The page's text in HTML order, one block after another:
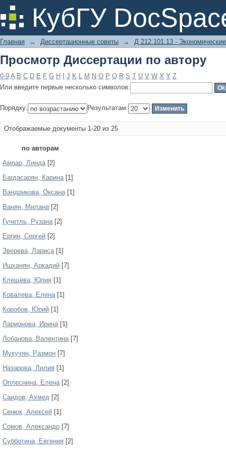
КубГУ
Просмотр Диссертации по автору
Главная → Диссертационные советы → Д 212.101.13 -
Просмотр Диссертации по автору
0-9 A B C D E F G H J K L M N O P Q R S T U V W X Y Z
Или введите первые несколько символов:
Порядку: Результатам:
Отображаемые документы 1-20 из 25
по авторам
Ампар, Линда[2]
Багдасарян, Карина[1]
Вандрикова, Оксана[1]
Ванян, Милана[2]
Гучетль, Рузана[2]
Ергин, Сергей [2]
Зверева, Лариса[1]
Ишханян, Аркадий [7]
Клещёва, Юлия [1]
Ковалева, Елена[1]
Коробов, Юрий [1]
Ларионова, Ирина[1]
Лобанова, Валентина[7]
Мукучян, Размон [7]
Назарова, Лилия [1]
Оплеснина, Елена[2]
Саидов, Ахмед [2]
Сенюк, Алексей [1]
Сомов, Александр [7]
Субботина, Евгения [2]